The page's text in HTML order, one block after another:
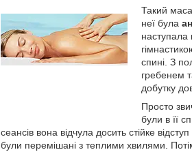
Такий
неї була
наступала
спині. З
гребенем
добутку
Просто
були в її
сеансів вона відчула досить стійке
були перемішані з теплими хвилями.